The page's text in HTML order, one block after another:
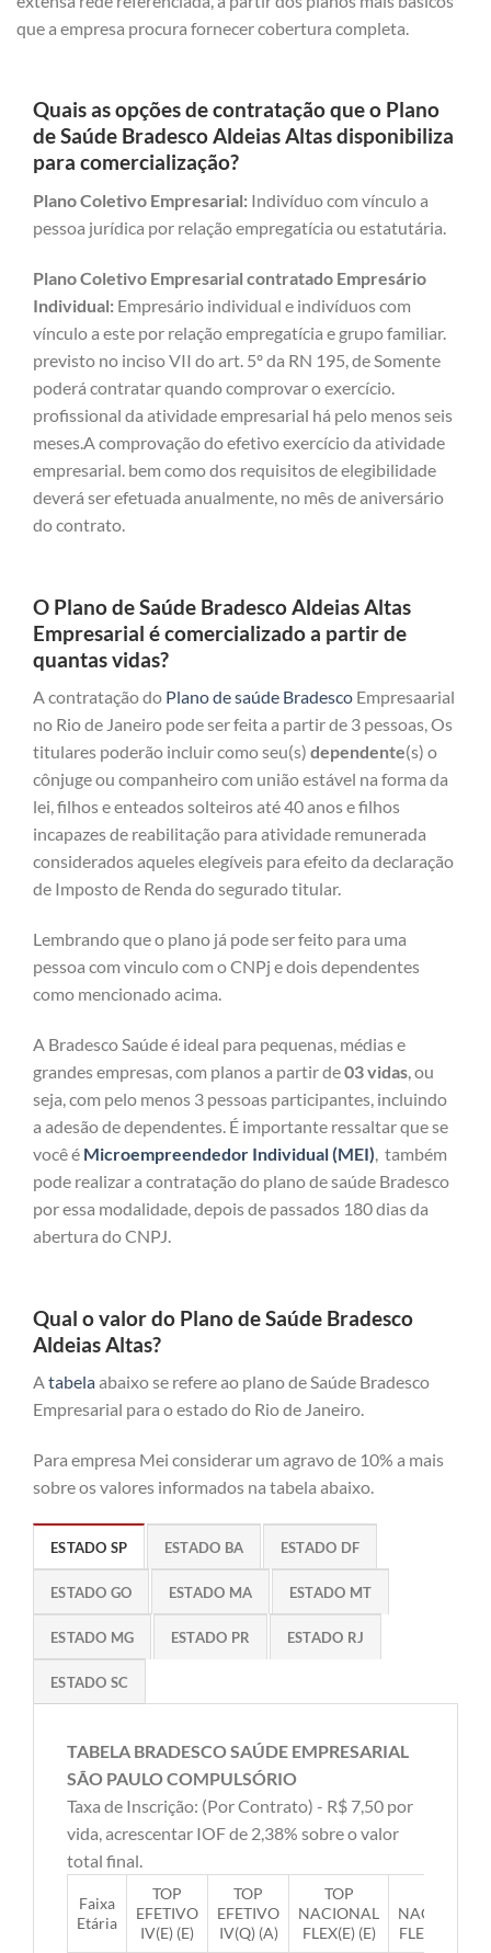
que a empresa procura fornecer cobertura completa.
Quais as opções de contratação que o Plano
de Saúde Bradesco Aldeias Altas disponibiliza
para comercialização?
Plano Coletivo Empresarial: Indivíduo com vínculo a
pessoa jurídica por relação empregatícia ou estatutária.
Plano Coletivo Empresarial contratado Empresário
Individual: Empresário individual e indivíduos com
vínculo a este por relação empregatícia e grupo familiar.
previsto no inciso VII do art. 5º da RN 195, de Somente
poderá contratar quando comprovar o exercício.
profissional da atividade empresarial há pelo menos seis
meses.A comprovação do efetivo exercício da atividade
empresarial. bem como dos requisitos de elegibilidade
deverá ser efetuada anualmente, no mês de aniversário
do contrato.
O Plano de Saúde Bradesco Aldeias Altas
Empresarial é comercializado a partir de
quantas vidas?
A contratação do Plano de saúde Bradesco Empresaarial
no Rio de Janeiro pode ser feita a partir de 3 pessoas, Os
titulares poderão incluir como seu(s) dependente(s) o
cônjuge ou companheiro com união estável na forma da
lei, filhos e enteados solteiros até 40 anos e filhos
incapazes de reabilitação para atividade remunerada
considerados aqueles elegíveis para efeito da declaração
de Imposto de Renda do segurado titular.
Lembrando que o plano já pode ser feito para uma
pessoa com vinculo com o CNPj e dois dependentes
como mencionado acima.
A Bradesco Saúde é ideal para pequenas, médias e
grandes empresas, com planos a partir de03 vidas, ou
seja, com pelo menos 3 pessoas participantes, incluindo
a adesão de dependentes. É importante ressaltar que se
você é Microempreendedor Individual (MEI), também
pode realizar a contratação do plano de saúde Bradesco
por essa modalidade, depois de passados 180 dias da
abertura do CNPJ.
Qual o valor do Plano de Saúde Bradesco
Aldeias Altas?
Atabelaabaixo se refere ao plano de Saúde Bradesco
Empresarial para o estado do Rio de Janeiro.
Para empresa Mei considerar um agravo de 10% a mais
sobre os valores informados na tabela abaixo.
ESTADO SP ESTADO BA ESTADO DF
ESTADO GO ESTADO MA ESTADO MT
ESTADO MG ESTADO PR ESTADO RJ
ESTADO SC
TABELA BRADESCO SAÚDE EMPRESARIAL
SÃO PAULO COMPULSÓRIO
Taxa de Inscrição: (Por Contrato) - R$ 7,50 por
vida, acrescentar IOF de 2,38% sobre o valor
total final.
Faixa
Etária
TOP
EFETIVO
IV(E) (E)
TOP
EFETIVO
IV(Q) (A)
TOP
NACIONAL
FLEX(E) (E)
NACIONAL
FLEX(Q) (A)